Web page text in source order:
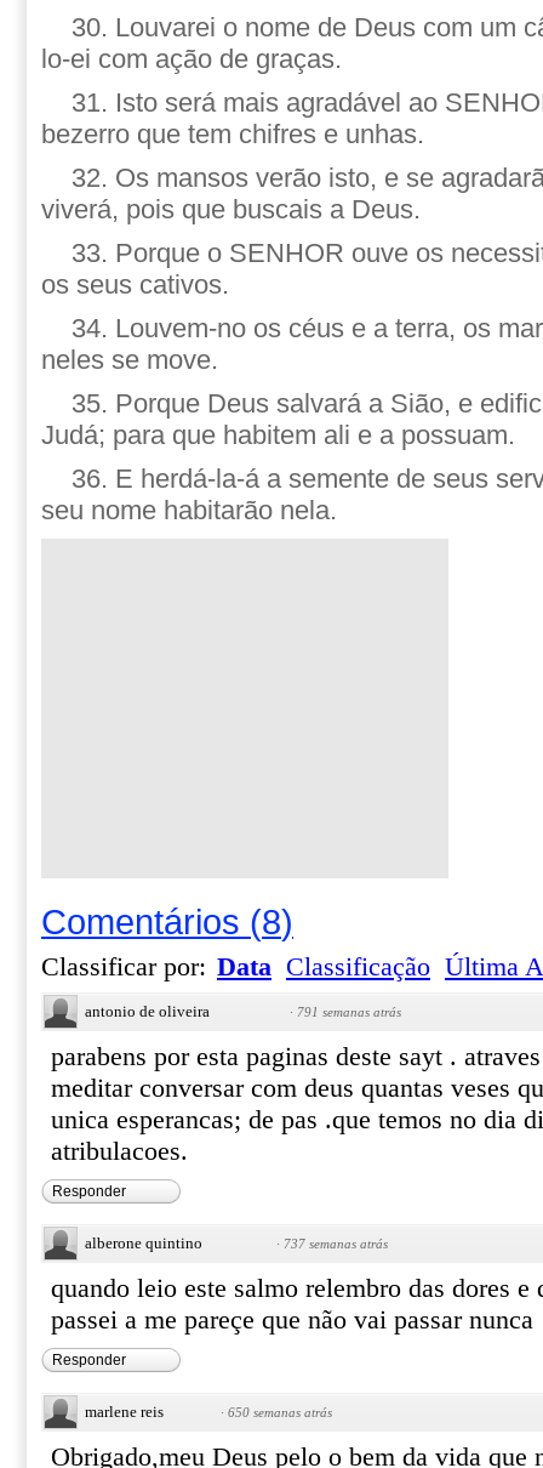
30. Louvarei o nome de Deus com um
lo-ei com ação de graças.
31. Isto será mais agradável ao
bezerro que tem chifres e unhas.
32. Os mansos verão isto, e se
viverá, pois que buscais a Deus.
33. Porque o SENHOR ouve os
os seus cativos.
34. Louvem-no os céus e a terra, os
neles se move.
35. Porque Deus salvará a Sião, e
Judá; para que habitem ali e a possuam.
36. E herdá-la-á a semente de seus
seu nome habitarão nela.
Comentários (8)
Classificar por: Data Classificação Última
antonio de oliveira · 791 semanas atrás
parabens por esta paginas deste sayt .
meditar conversar com deus quantas veses
unica esperancas; de pas .que temos no dia
atribulacoes.
Responder
alberone quintino · 737 semanas atrás
quando leio este salmo relembro das dores e
passei a me pareçe que não vai passar nunca
Responder
marlene reis · 650 semanas atrás
Obrigado,meu Deus pelo o bem da vida que